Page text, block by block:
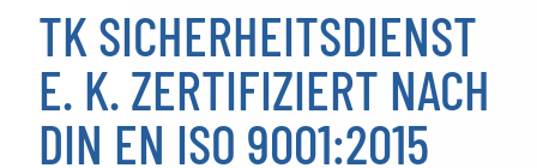
TK SICHERHEITSDIENST
E. K. ZERTIFIZIERT NACH
DIN EN ISO 9001:2015